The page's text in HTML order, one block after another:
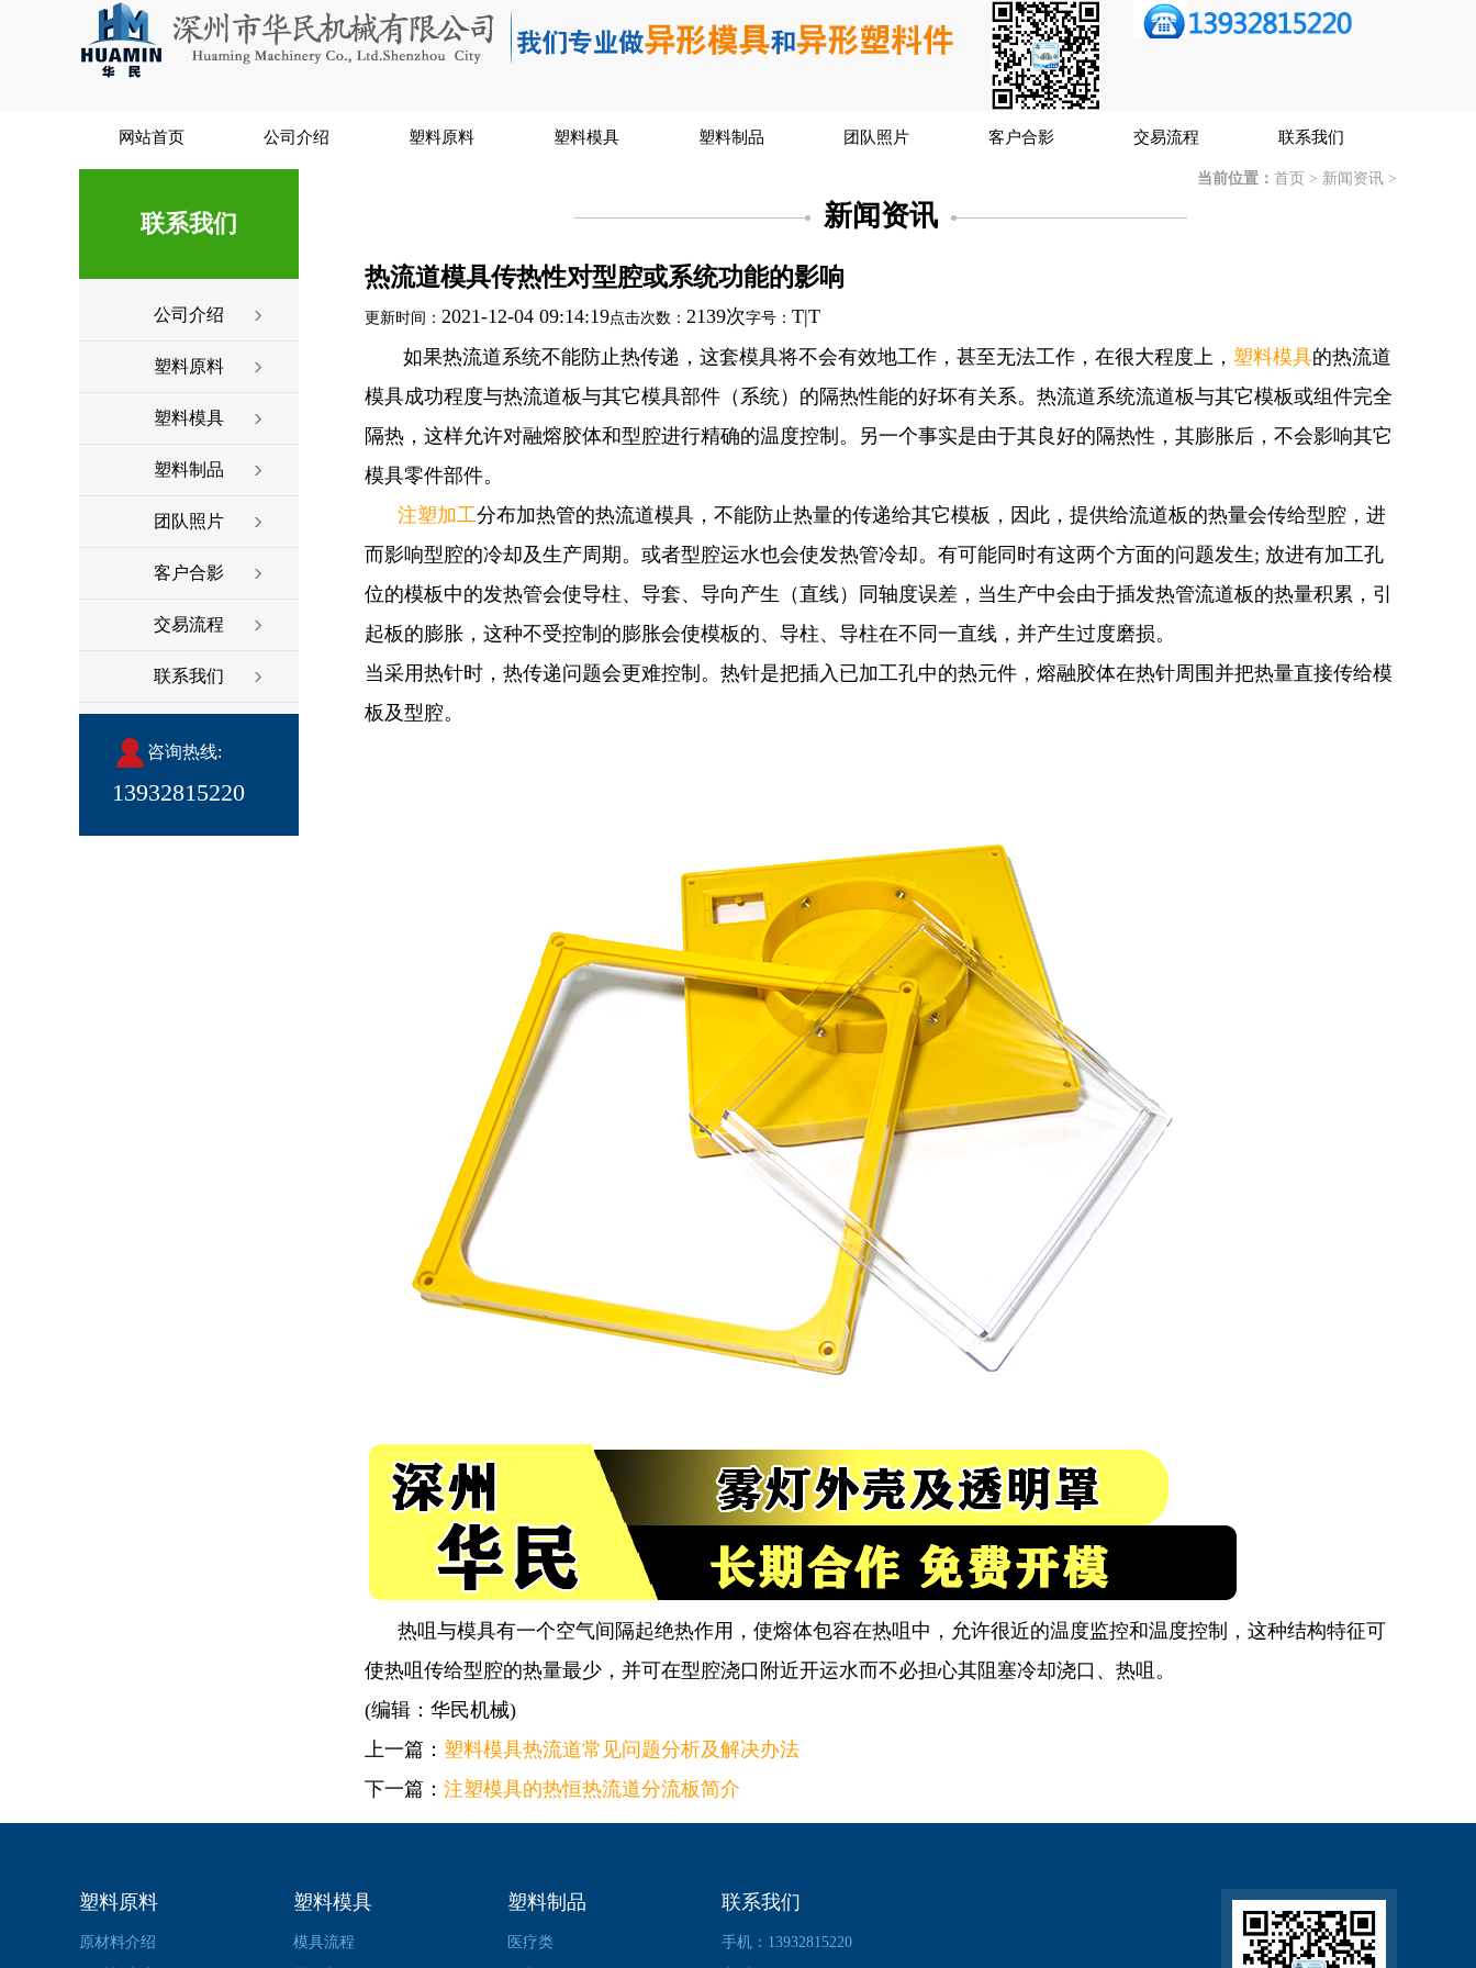
网站首页 公司介绍 塑料原料 塑料模具 塑料制品 团队照片 客户合影 交易流程 联系我们
联系我们
公司介绍
塑料原料
塑料模具
塑料制品
团队照片
客户合影
交易流程
联系我们
咨询热线:
13932815220
当前位置： 首页 > 新闻资讯 >
新闻资讯
热流道模具传热性对型腔或系统功能的影响
更新时间： 2021-12-04 09:14:19点击次数： 2139次字号： T|T
如果热流道系统不能防止热传递，这套模具将不会有效地工作，甚至无法工作，在很大程度上， 塑料模具的热流道
模具成功程度与热流道板与其它模具部件（系统）的隔热性能的好坏有关系。热流道系统流道板与其它模板或组件完全
隔热，这样允许对融熔胶体和型腔进行精确的温度控制。另一个事实是由于其良好的隔热性，其膨胀后，不会影响其它
模具零件部件。
注塑加工分布加热管的热流道模具，不能防止热量的传递给其它模板，因此，提供给流道板的热量会传给型腔，进
而影响型腔的冷却及生产周期。或者型腔运水也会使发热管冷却。有可能同时有这两个方面的问题发生; 放进有加工孔
位的模板中的发热管会使导柱、导套、导向产生（直线）同轴度误差，当生产中会由于插发热管流道板的热量积累，引
起板的膨胀，这种不受控制的膨胀会使模板的、导柱、导柱在不同一直线，并产生过度磨损。
当采用热针时，热传递问题会更难控制。热针是把插入已加工孔中的热元件，熔融胶体在热针周围并把热量直接传给模
板及型腔。
热咀与模具有一个空气间隔起绝热作用，使熔体包容在热咀中，允许很近的温度监控和温度控制，这种结构特征可
使热咀传给型腔的热量最少，并可在型腔浇口附近开运水而不必担心其阻塞冷却浇口、热咀。
(编辑：华民机械)
上一篇： 塑料模具热流道常见问题分析及解决办法
下一篇： 注塑模具的热恒热流道分流板简介
塑料原料
原材料介绍
塑料模具
模具流程
塑料制品
医疗类
联系我们
手机：13932815220